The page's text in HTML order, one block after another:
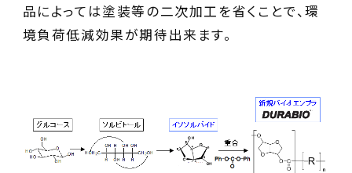
品によっては塗装等の二次加工を省くことで、環
境負荷低減効果が期待出来ます。